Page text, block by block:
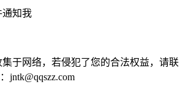
通知我
于网络，若侵犯了您的合法权益，请联
jntk@qqszz.com